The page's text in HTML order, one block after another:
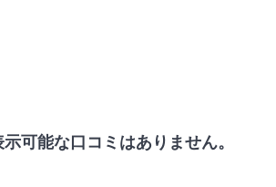
示可能な口コミはありません。